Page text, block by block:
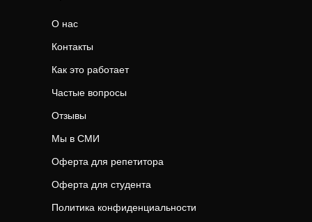
О нас
Контакты
Как это работает
Частые вопросы
Отзывы
Мы в СМИ
Оферта для репетитора
Оферта для студента
Политика конфиденциальности